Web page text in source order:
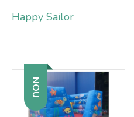
Happy Sailor
NOU